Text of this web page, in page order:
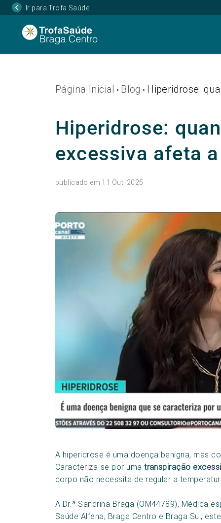
Ir para Trofa Saúde
Página Inicial • Blog • Hiperidrose:
Hiperidrose:
excessiva afeta
publicado em 11 Out. 2025
A hiperidrose é uma doença benigna, mas
Caracteriza-se por umatranspiração
corpo não necessita de regular a
A Dr.ª Sandrina Braga (OM44789), Médica
Saúde Alfena, Braga Centro e Braga Sul,